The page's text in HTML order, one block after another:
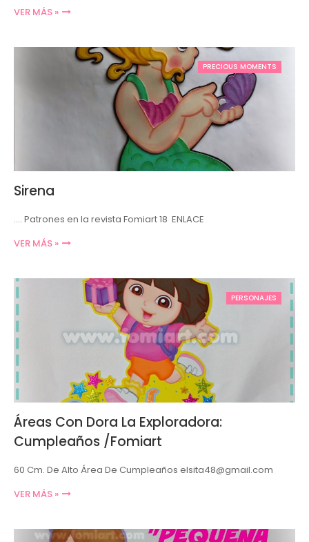
VER MÁS »
PRECIOUS MOMENTS
Sirena
.... Patrones en la revista Fomiart 18 ENLACE
VER MÁS »
PERSONAJES
Áreas Con Dora La Exploradora:
Cumpleaños /Fomiart
60 Cm. De Alto Área De Cumpleaños elsita48@gmail.com
VER MÁS »